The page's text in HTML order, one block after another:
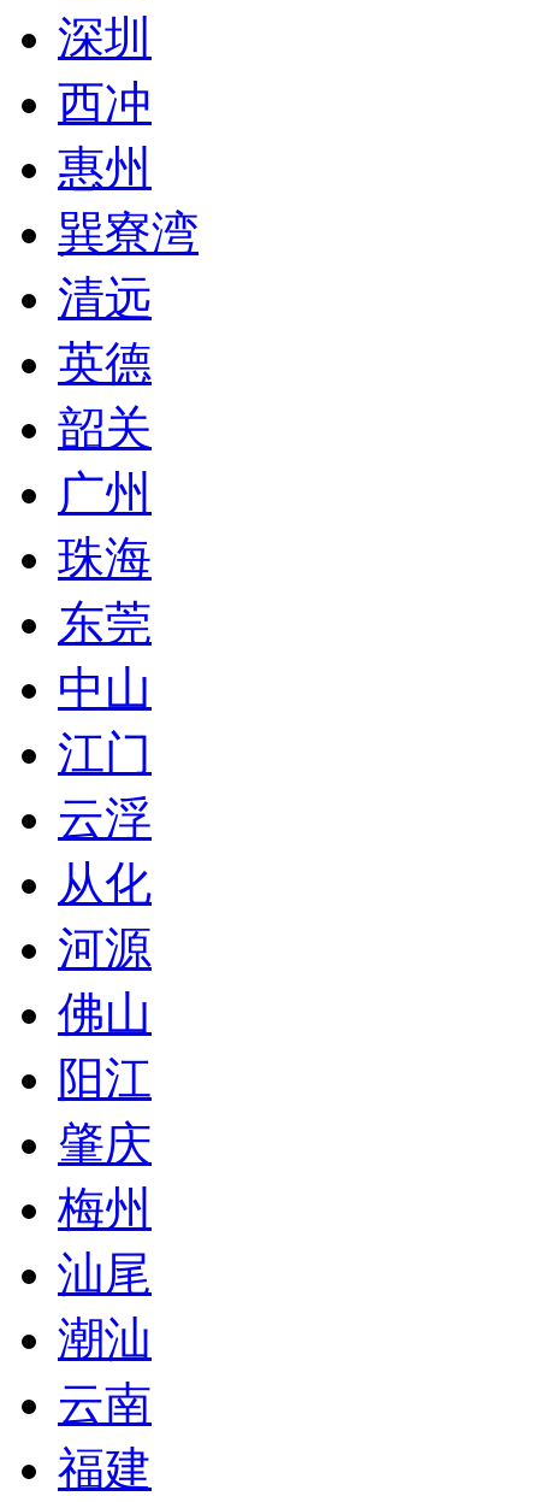
深圳
西冲
惠州
巽寮湾
清远
英德
韶关
广州
珠海
东莞
中山
江门
云浮
从化
河源
佛山
阳江
肇庆
梅州
汕尾
潮汕
云南
福建